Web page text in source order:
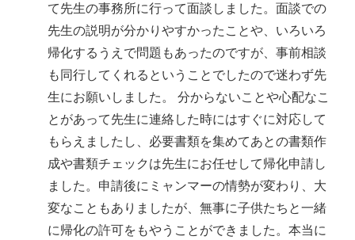
て先生の事務所に行って面談しました。面談での
先生の説明が分かりやすかったことや、いろいろ
帰化するうえで問題もあったのですが、事前相談
も同行してくれるということでしたので迷わず先
生にお願いしました。 分からないことや心配なこ
とがあって先生に連絡した時にはすぐに対応して
もらえましたし、必要書類を集めてあとの書類作
成や書類チェックは先生にお任せして帰化申請し
ました。申請後にミャンマーの情勢が変わり、大
変なこともありましたが、無事に子供たちと一緒
に帰化の許可をもやうことができました。本当に